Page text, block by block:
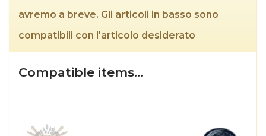
avremo a breve. Gli articoli in basso sono
compatibili con l'articolo desiderato
Compatible items…